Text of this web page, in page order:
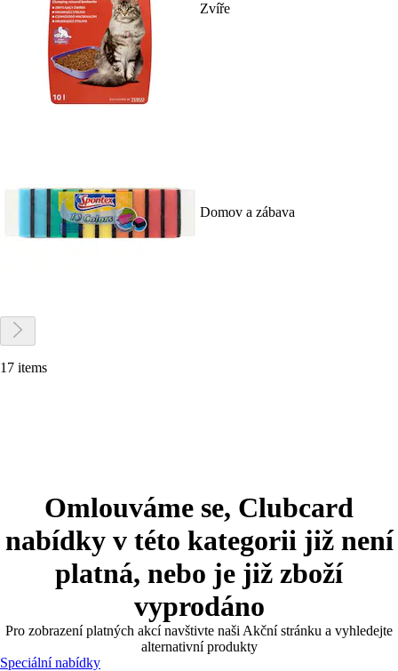
Zvíře
Domov a zábava
17 items
Omlouváme se, Clubcard
nabídky v této kategorii již není
platná, nebo je již zboží
vyprodáno
Pro zobrazení platných akcí navštivte naši Akční stránku a vyhledejte
alternativní produkty
Speciální nabídky